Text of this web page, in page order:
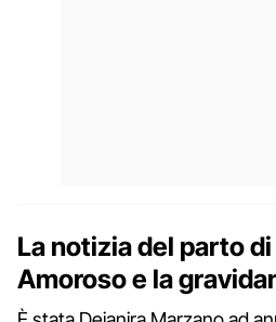
La notizia del parto
Amoroso e la